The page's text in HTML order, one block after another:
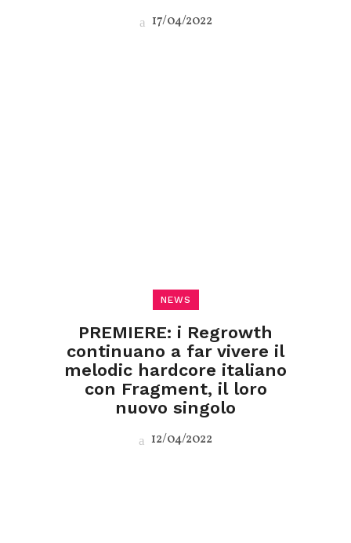
17/04/2022
NEWS
PREMIERE: i Regrowth
continuano a far vivere il
melodic hardcore italiano
con Fragment, il loro
nuovo singolo
12/04/2022